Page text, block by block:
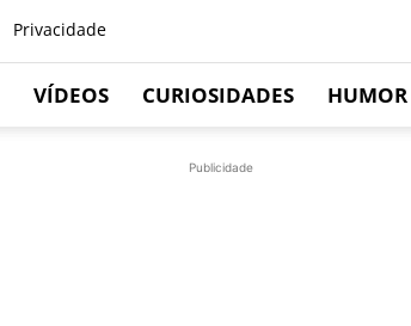
Privacidade
VÍDEOS CURIOSIDADES HUMOR
Publicidade